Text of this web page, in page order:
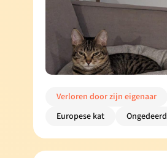
Verloren door zijn eigenaar
Europese kat
Ongedeerd